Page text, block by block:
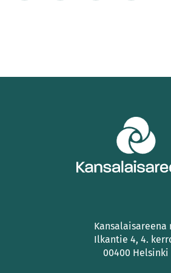
Kansalaisareena
Ilkantie 4, 4.
00400 Helsinki